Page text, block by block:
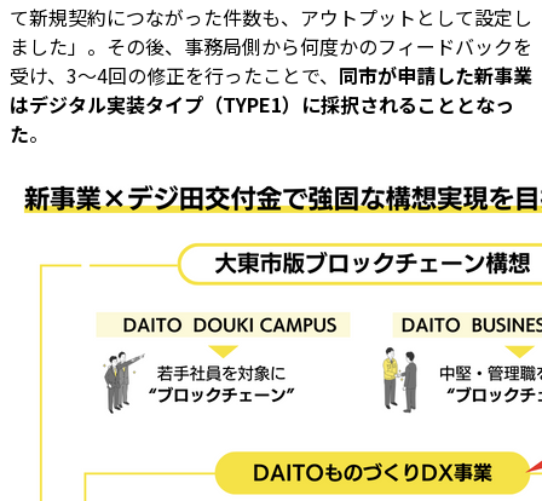
て新規契約につながった件数も、アウトプットとして設定し
ました」。その後、事務局側から何度かのフィードバックを
受け、3～4回の修正を行ったことで、 同市が申請した新事業
はデジタル実装タイプ（TYPE1）に採択されることとなっ
た。